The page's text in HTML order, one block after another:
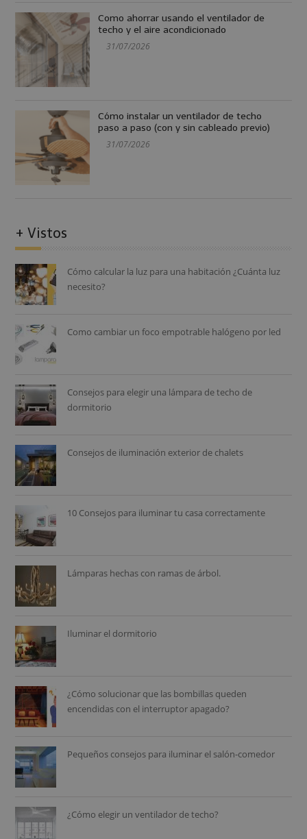
Como ahorrar usando el ventilador de
techo y el aire acondicionado
31/07/2026
Cómo instalar un ventilador de techo
paso a paso (con y sin cableado previo)
31/07/2026
+ Vistos
Cómo calcular la luz para una habitación ¿Cuánta luz
necesito?
Como cambiar un foco empotrable halógeno por led
Consejos para elegir una lámpara de techo de
dormitorio
Consejos de iluminación exterior de chalets
10 Consejos para iluminar tu casa correctamente
Lámparas hechas con ramas de árbol.
Iluminar el dormitorio
¿Cómo solucionar que las bombillas queden
encendidas con el interruptor apagado?
Pequeños consejos para iluminar el salón-comedor
¿Cómo elegir un ventilador de techo?